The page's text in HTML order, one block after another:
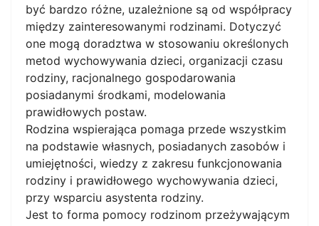
być bardzo różne, uzależnione są od współpracy
między zainteresowanymi rodzinami. Dotyczyć
one mogą doradztwa w stosowaniu określonych
metod wychowywania dzieci, organizacji czasu
rodziny, racjonalnego gospodarowania
posiadanymi środkami, modelowania
prawidłowych postaw.
Rodzina wspierająca pomaga przede wszystkim
na podstawie własnych, posiadanych zasobów i
umiejętności, wiedzy z zakresu funkcjonowania
rodziny i prawidłowego wychowywania dzieci,
przy wsparciu asystenta rodziny.
Jest to forma pomocy rodzinom przeżywającym